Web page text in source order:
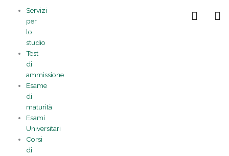
contenuto
Servizi
per
lo
studio
Test
di
ammissione
Esame
di
maturità
Esami
Universitari
Corsi
di